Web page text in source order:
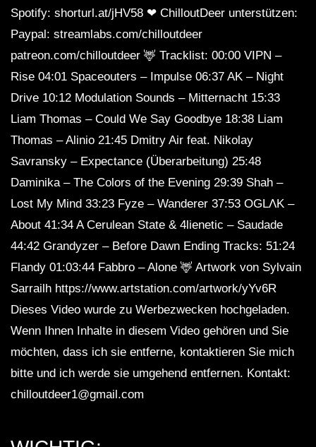
Spotify: shorturl.at/jHV58 ❤ ChilloutDeer unterstützen:
Paypal: streamlabs.com/chilloutdeer
patreon.com/chilloutdeer 🦌 Tracklist: 00:00 VIPN –
Rise 04:01 Spaceouters – Impulse 06:37 AK – Night
Drive 10:12 Modulation Sounds – Mitternacht 15:33
Liam Thomas – Could We Say Goodbye 18:38 Liam
Thomas – Alinio 21:45 Dmitry Air feat. Nikolay
Savransky – Expectance (Überarbeitung) 25:48
Daminika – The Colors of the Evening 29:39 Shah –
Lost My Mind 33:23 Fyze – Wanderer 37:53 OGLΛK –
About 41:34 A Cerulean State & 4lienetic – Saudade
44:42 Grandyzer – Before Dawn Ending Tracks: 51:24
Flandy 01:03:44 Fabbro – Alone 🦌 Artwork von Sylvain
Sarrailh https://www.artstation.com/artwork/yYv6R
Dieses Video wurde zu Werbezwecken hochgeladen.
Wenn Ihnen Inhalte in diesem Video gehören und Sie
möchten, dass ich sie entferne, kontaktieren Sie mich
bitte und ich werde sie umgehend entfernen. Kontakt:
chilloutdeer1@gmail.com